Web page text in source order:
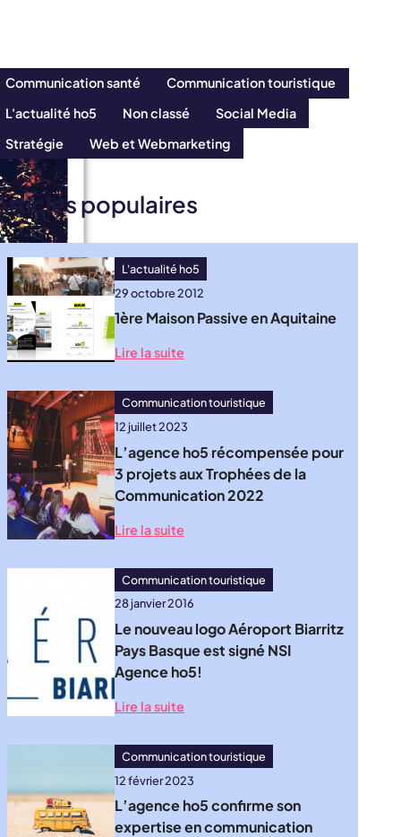
Communication santé
Communication touristique
L'actualité ho5
Non classé
Social Media
Stratégie
Web et Webmarketing
populaires
L'actualité ho5
29 octobre 2012
1ère Maison Passive en Aquitaine
Lire la suite
Communication touristique
12 juillet 2023
L’agence ho5 récompensée pour
3 projets aux Trophées de la
Communication 2022
Lire la suite
Communication touristique
28 janvier 2016
Le nouveau logo Aéroport Biarritz
Pays Basque est signé NSI
Agence ho5!
Lire la suite
Communication touristique
12 février 2023
L’agence ho5 confirme son
expertise en communication